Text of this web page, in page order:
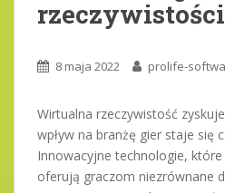
rzeczywistości
8 maja 2022 prolife-
Wirtualna rzeczywistość
wpływ na branżę gier staje się
Innowacyjne technologie,
oferują graczom niezrównane